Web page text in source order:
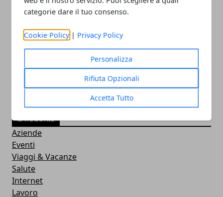
categorie dare il tuo consenso.
Cookie Policy | Privacy Policy
Personalizza
Rifiuta Opzionali
Accetta Tutto
Leukos: appartamenti e case vacanze in
Salento
14/12/2010
CATEGORIE
Aziende
Eventi
Viaggi & Vacanze
Salute
Internet
Lavoro